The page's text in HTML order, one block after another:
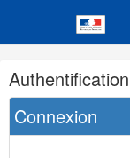
Navigation
et
outils
annexes
Authentification
Connexion